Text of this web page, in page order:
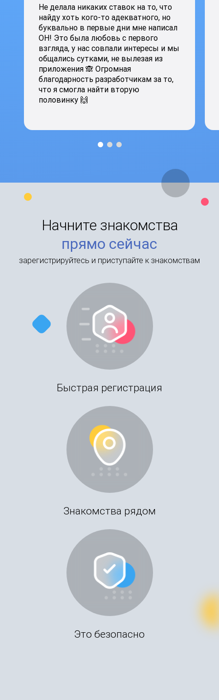
Не делала никаких ставок на то, что
найду хоть кого-то адекватного, но
буквально в первые дни мне написал
ОН! Это была любовь с первого
взгляда, у нас совпали интересы и мы
общались сутками, не вылезая из
приложения 🙈 Огромная
благодарность разработчикам за то,
что я смогла найти вторую
половинку 🙌
Начните знакомства
прямо сейчас
зарегистрируйтесь и приступайте к знакомствам
Быстрая регистрация
Знакомства рядом
Это безопасно